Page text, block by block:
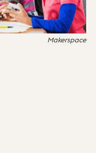
Makerspace